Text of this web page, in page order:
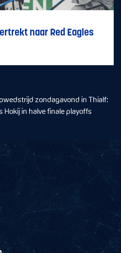
naar Red Eagles
zondagavond in Thialf:
Hokij in halve finale playoffs